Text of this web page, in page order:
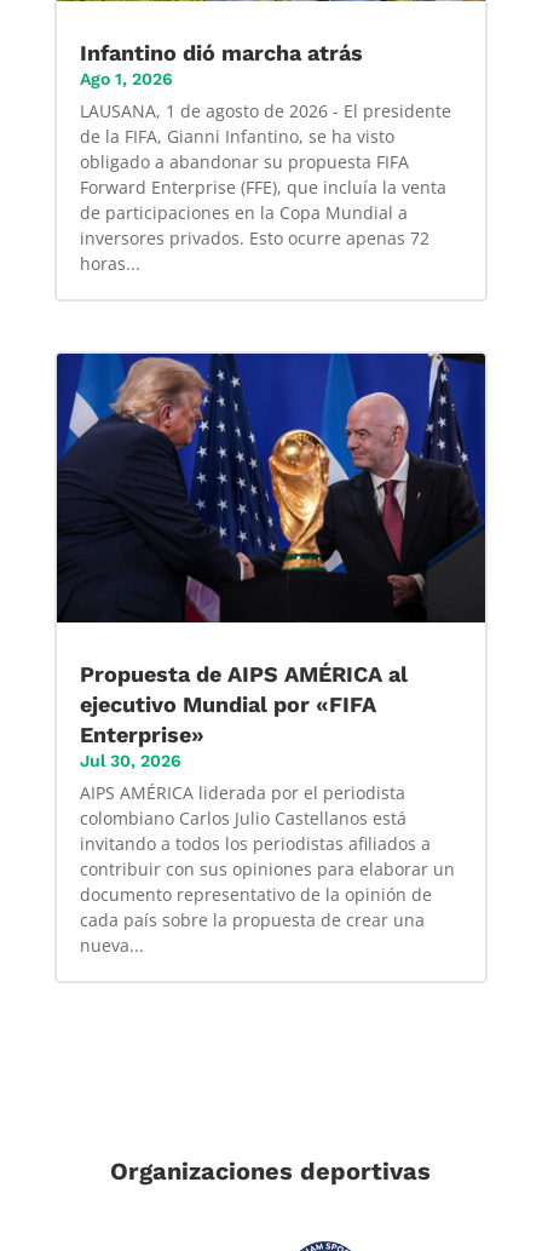
Infantino dió marcha atrás
Ago 1, 2026
LAUSANA, 1 de agosto de 2026 - El presidente
de la FIFA, Gianni Infantino, se ha visto
obligado a abandonar su propuesta FIFA
Forward Enterprise (FFE), que incluía la venta
de participaciones en la Copa Mundial a
inversores privados. Esto ocurre apenas 72
horas...
Propuesta de AIPS AMÉRICA al
ejecutivo Mundial por «FIFA
Enterprise»
Jul 30, 2026
AIPS AMÉRICA liderada por el periodista
colombiano Carlos Julio Castellanos está
invitando a todos los periodistas afiliados a
contribuir con sus opiniones para elaborar un
documento representativo de la opinión de
cada país sobre la propuesta de crear una
nueva...
Organizaciones deportivas